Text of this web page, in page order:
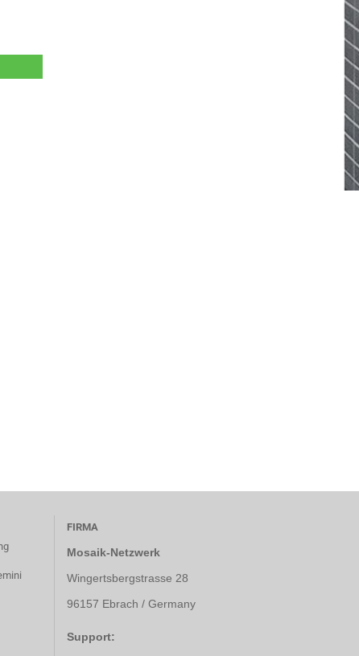
FIRMA
Mosaik-Netzwerk
Wingertsbergstrasse 28
96157 Ebrach / Germany
Support: